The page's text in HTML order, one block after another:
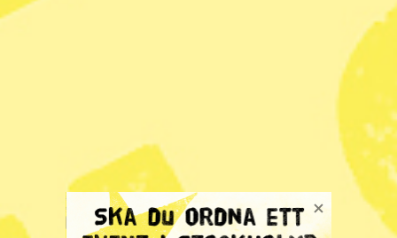
är den andra i en serie lokala frihetligt
Hjälp oss gärnastarta Syre Stockholm genom att tipsa
alla dina Stockholmsvänner och/ eller ger bort en prova-
påprenumeration.
Våra lokala tidningarfungerar lika bra själva som